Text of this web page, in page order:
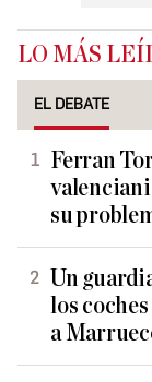
LO MÁS
EL DEBATE
Ferran
su
Un
los
a